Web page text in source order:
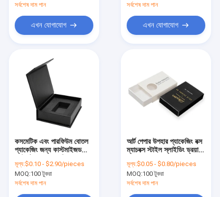
সর্বশেষ দাম পান
এখন যোগাযোগ
সর্বশেষ দাম পান
এখন যোগাযোগ
কসমেটিক এবং পারফিউম বোতল
প্যাকেজিং জন্য কাস্টমাইজড
মূল্য:$0.10 - $2.90/pieces
MOQ:100 টুকরা
সর্বশেষ দাম পান
আর্ট পেপার উপহার প্যাকেজিং বক্স
ম্যাচবক্স স্টাইল স্লাইডিং ড্রয়ার
মূল্য:$0.05 - $0.80/pieces
MOQ:100 টুকরা
সর্বশেষ দাম পান